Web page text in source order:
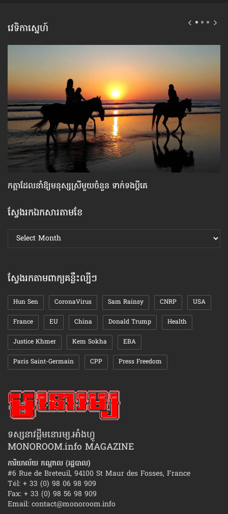
វេទិកាស្នេហ៍
កត្តា​ដែលនាំឱ្យ​មនុស្សស្រី​មួយចំនួន ទាក់ទង​ប្តីគេ
ស្វែងរកឯកសារតាមខែ
ស្វែងរក
ឯកសារ
ស្វែងរកតាមពាក្យគន្លឹះល្បីៗ
Hun Sen CoronaVirus Sam Rainsy CNRP USA
France EU China Donald Trump Health
Justice Khmer Kem Sokha EBA
Paris Saint-Germain CPP Press Freedom
ទស្សនាវដ្ដីមនោរម្យ.អាំងហ្វូ
MONOROOM.info MAGAZINE
ការិយាល័យ កណ្ដាល (រដ្ឋបាល)
#6 Rue de Breteuil, 94100 St Maur des Fosses, France
Tél: + 33 (0) 98 06 98 909
Fax: + 33 (0) 98 56 98 909
Email: contact@monoroom.info